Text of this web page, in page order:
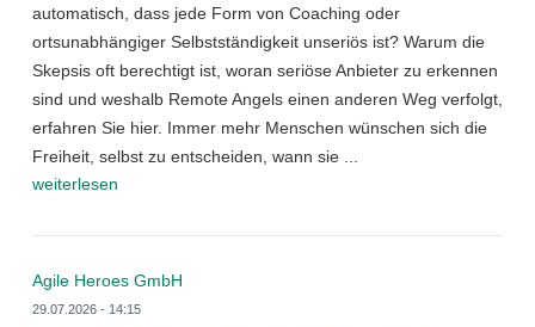
automatisch, dass jede Form von Coaching oder
ortsunabhängiger Selbstständigkeit unseriös ist? Warum die
Skepsis oft berechtigt ist, woran seriöse Anbieter zu erkennen
sind und weshalb Remote Angels einen anderen Weg verfolgt,
erfahren Sie hier. Immer mehr Menschen wünschen sich die
Freiheit, selbst zu entscheiden, wann sie ...
weiterlesen
Agile Heroes GmbH
29.07.2026 - 14:15